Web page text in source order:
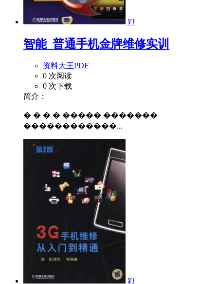
¥1
智能_普通手机金牌维修实训
资料大王PDF
0 次阅读
0 次下载
简介：
� � � � ����� �������
������������...
¥1